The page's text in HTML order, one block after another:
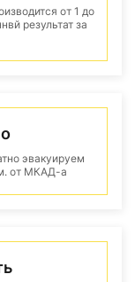
от 1 до
результат за
эвакуируем
от МКАД-а